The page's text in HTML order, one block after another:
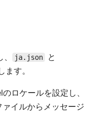
ja.json と
す。
ロケールを設定し、
ァイルからメッセージ